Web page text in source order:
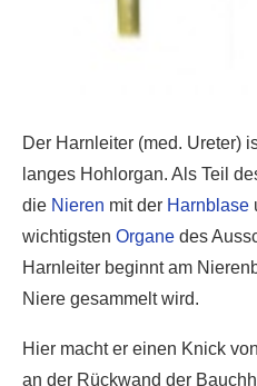
Der Harnleiter (med. Ureter)
langes Hohlorgan. Als Teil
die Nieren mit der Harnblase
wichtigsten Organe des
Harnleiter beginnt am
Niere gesammelt wird.
Hier macht er einen Knick
an der Rückwand der